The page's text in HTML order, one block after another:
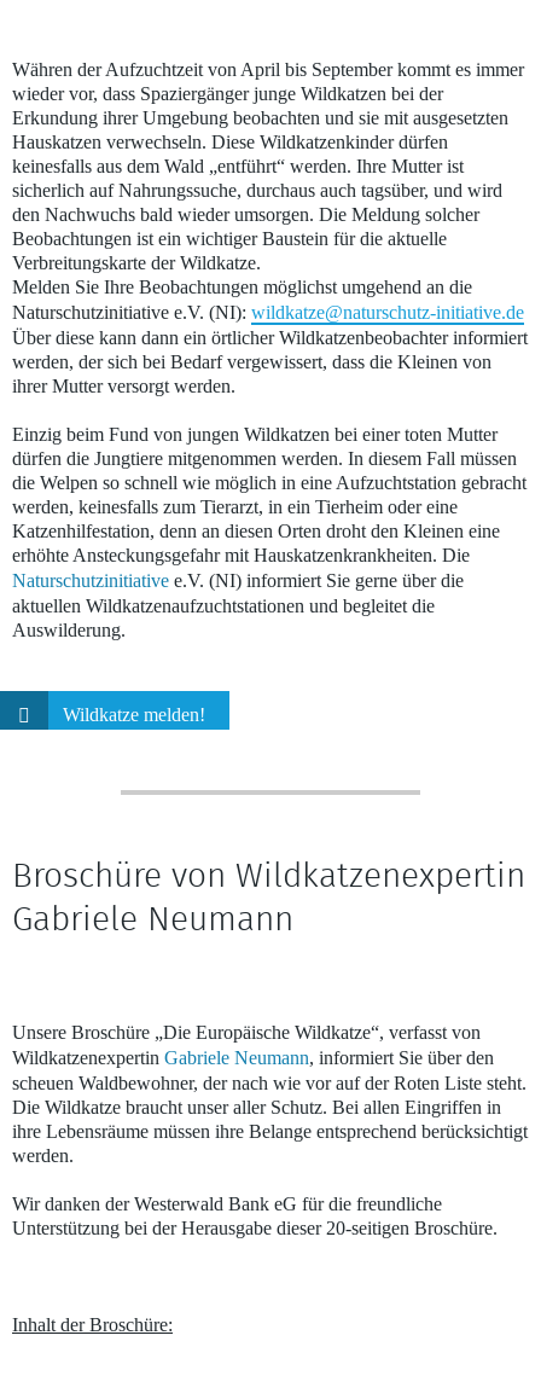
Währen der Aufzuchtzeit von April bis September kommt es immer
wieder vor, dass Spaziergänger junge Wildkatzen bei der
Erkundung ihrer Umgebung beobachten und sie mit ausgesetzten
Hauskatzen verwechseln. Diese Wildkatzenkinder dürfen
keinesfalls aus dem Wald „entführt“ werden. Ihre Mutter ist
sicherlich auf Nahrungssuche, durchaus auch tagsüber, und wird
den Nachwuchs bald wieder umsorgen. Die Meldung solcher
Beobachtungen ist ein wichtiger Baustein für die aktuelle
Verbreitungskarte der Wildkatze.
Melden Sie Ihre Beobachtungen möglichst umgehend an die
Naturschutzinitiative e.V. (NI): wildkatze@naturschutz-initiative.de
Über diese kann dann ein örtlicher Wildkatzenbeobachter informiert
werden, der sich bei Bedarf vergewissert, dass die Kleinen von
ihrer Mutter versorgt werden.
Einzig beim Fund von jungen Wildkatzen bei einer toten Mutter
dürfen die Jungtiere mitgenommen werden. In diesem Fall müssen
die Welpen so schnell wie möglich in eine Aufzuchtstation gebracht
werden, keinesfalls zum Tierarzt, in ein Tierheim oder eine
Katzenhilfestation, denn an diesen Orten droht den Kleinen eine
erhöhte Ansteckungsgefahr mit Hauskatzenkrankheiten. Die
Naturschutzinitiative e.V. (NI) informiert Sie gerne über die
aktuellen Wildkatzenaufzuchtstationen und begleitet die
Auswilderung.
Wildkatze melden!
Broschüre von Wildkatzenexpertin
Gabriele Neumann
Unsere Broschüre „Die Europäische Wildkatze“, verfasst von
Wildkatzenexpertin Gabriele Neumann, informiert Sie über den
scheuen Waldbewohner, der nach wie vor auf der Roten Liste steht.
Die Wildkatze braucht unser aller Schutz. Bei allen Eingriffen in
ihre Lebensräume müssen ihre Belange entsprechend berücksichtigt
werden.
Wir danken der Westerwald Bank eG für die freundliche
Unterstützung bei der Herausgabe dieser 20-seitigen Broschüre.
Inhalt der Broschüre: